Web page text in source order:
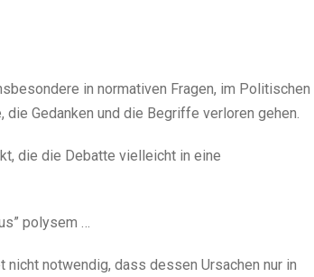
in normativen Fragen, im Politischen
Gedanken und die Begriffe verloren gehen.
die die Debatte vielleicht in eine
polysem …
notwendig, dass dessen Ursachen nur in